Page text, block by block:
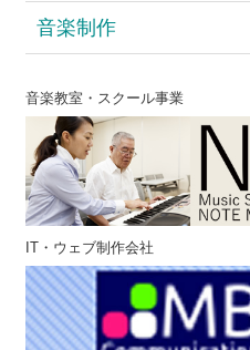
音楽制作
音楽教室・スクール事業
IT・ウェブ制作会社